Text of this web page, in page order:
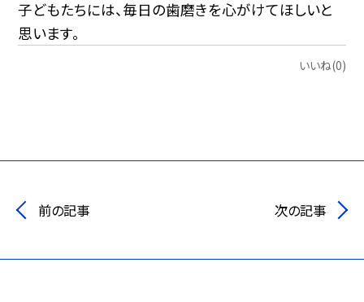
子どもたちには、毎日の歯磨きを心がけてほしいと
思います。
いいね(0)
前の記事 次の記事